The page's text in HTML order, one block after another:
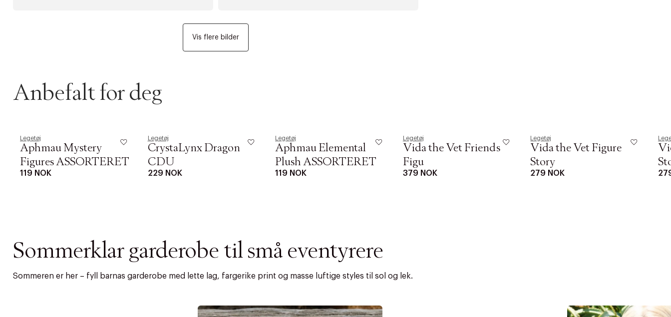
Vis flere bilder
Anbefalt for deg
Legetøj
Aphmau Mystery
Figures ASSORTERET
119 NOK
Legetøj
CrystaLynx Dragon
CDU
229 NOK
Legetøj
Aphmau Elemental
Plush ASSORTERET
119 NOK
Legetøj
Vida the Vet Friends
Figu
379 NOK
Legetøj
Vida the Vet Figure
Story
279 NOK
Sommerklar garderobe til små eventyrere
Sommeren er her – fyll barnas garderobe med lette lag, fargerike print og masse luftige styles til sol og lek.